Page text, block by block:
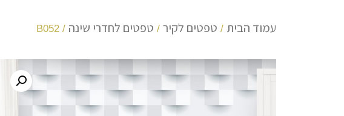
עמוד הבית / טפטים לקיר / טפטים לחדרי שינה / B052